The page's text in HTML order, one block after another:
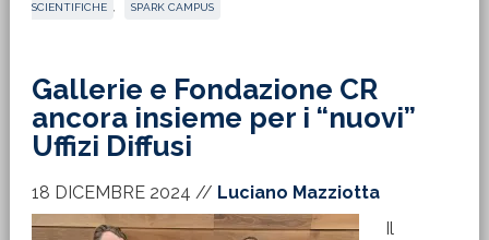
SCIENTIFICHE SPARK CAMPUS
Gallerie e Fondazione CR
ancora insieme per i “nuovi”
Uffizi Diffusi
18 DICEMBRE 2024 // Luciano Mazziotta
Il